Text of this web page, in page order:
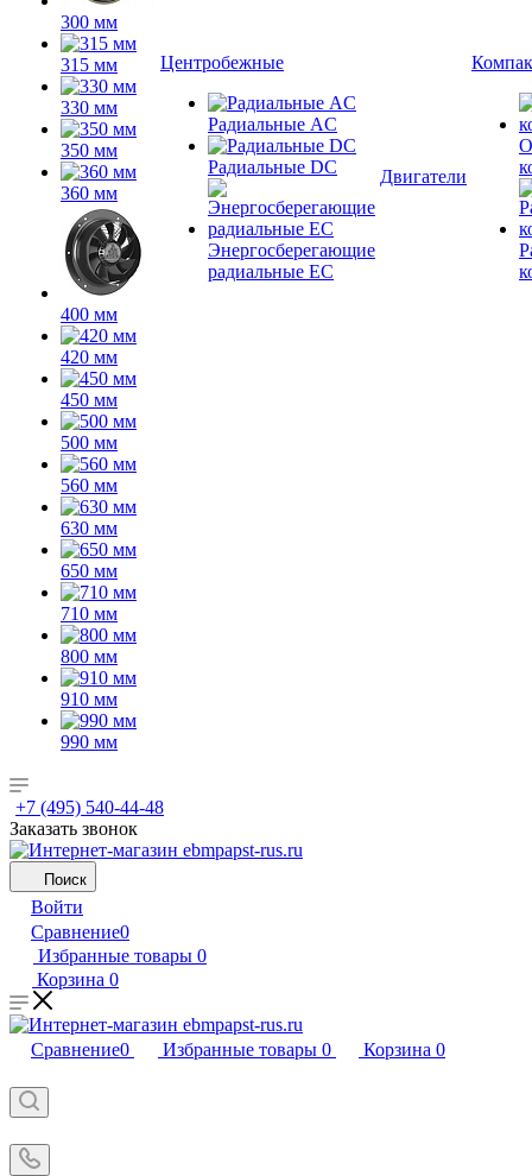
300 мм
315 мм
330 мм
350 мм
360 мм
400 мм
420 мм
450 мм
500 мм
560 мм
630 мм
650 мм
710 мм
800 мм
910 мм
990 мм
Центробежные
Радиальные AC
Радиальные DC
Энергосберегающие
радиальные EC
Двигатели
+7 (495) 540-44-48
Заказать звонок
Поиск
Войти
Сравнение0
Избранные товары 0
Корзина 0
Сравнение0 Избранные товары 0 Корзина 0